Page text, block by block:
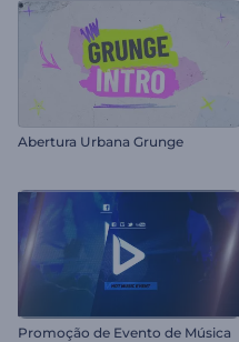
Abertura Urbana Grunge
Promoção de Evento de Música